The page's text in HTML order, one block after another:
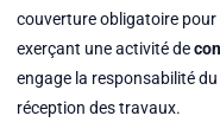
couverture obligatoire
exerçant une activité de
engage la responsabilité
réception des travaux.